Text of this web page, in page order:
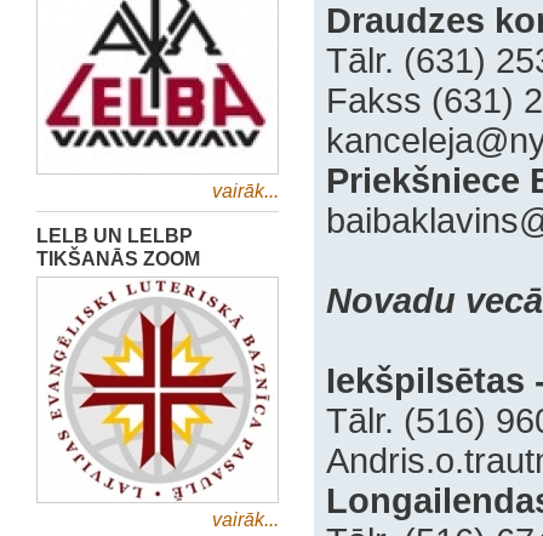
vairāk...
LELB UN LELBP
TIKŠANĀS ZOOM
vairāk...
Draudzes
Tālr. (631)
Fakss (631)
Priekšniece
Novadu
Iekšpilsētas
‍‍Tālr. (516)